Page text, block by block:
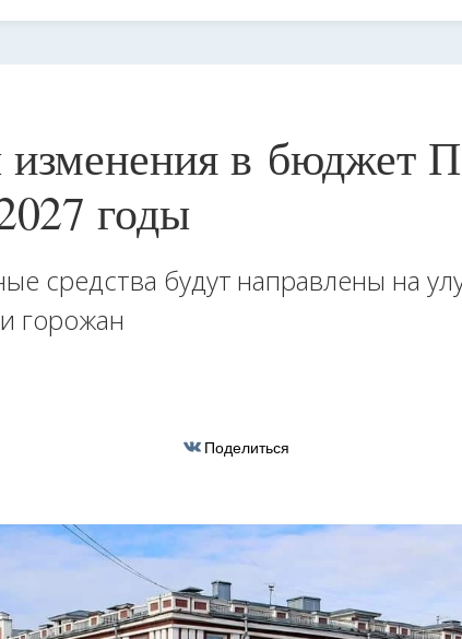
в бюджет
годы
средства будут направлены на
горожан
Поделиться